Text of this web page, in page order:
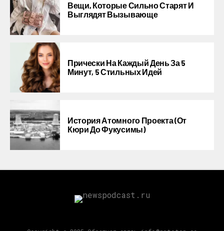
Вещи, Которые Сильно Старят И
Выглядят Вызывающе
Прически На Каждый День За 5
Минут, 5 Стильных Идей
История Атомного Проекта (от
Кюри До Фукусимы)